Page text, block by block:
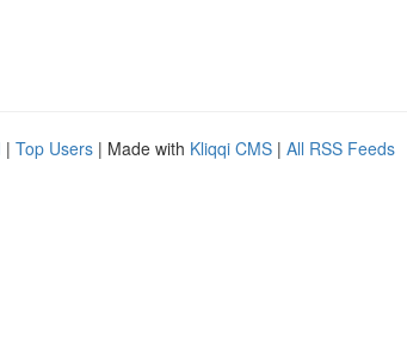
| Top Users | Made with Kliqqi CMS | All RSS Feeds